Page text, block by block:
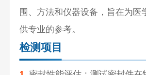
围、方法和仪器设备，旨在为医
供专业的参考。
检测项目